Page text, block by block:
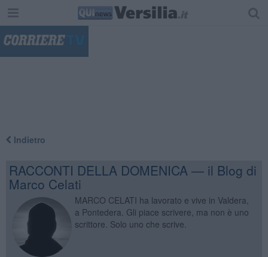
Indietro
RACCONTI DELLA DOMENICA — il Blog di
Marco Celati
MARCO CELATI ha lavorato e vive in Valdera,
a Pontedera. Gli piace scrivere, ma non è uno
scrittore. Solo uno che scrive.